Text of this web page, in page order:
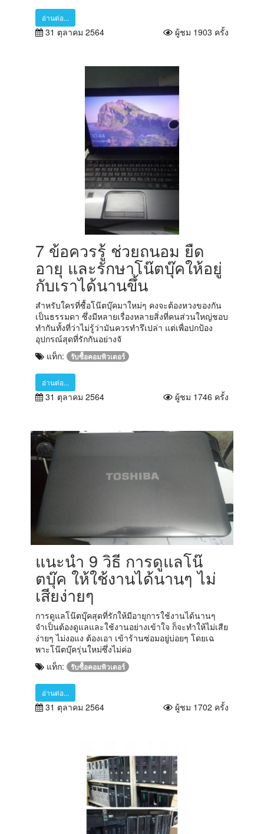
อ่านต่อ...
31 ตุลาคม 2564 ผู้ชม 1903 ครั้ง
7 ข้อควรรู้ ช่วยถนอม ยืด
อายุ และรักษาโน๊ตบุ๊คให้อยู่
กับเราได้นานขึ้น
สำหรับใครที่ซื้อโน๊ตบุ๊คมาใหม่ๆ คงจะต้องหวงของกัน
เป็นธรรมดา ซึ่งมีหลายเรื่องหลายสิ่งที่คนส่วนใหญ่ชอบ
ทำกันทั้งที่ว่าไม่รู้ว่ามันควรทำรึเปล่า แต่เพื่อปกป้อง
อุปกรณ์สุดที่รักกันอย่างจั
แท็ก:
รับซื้อคอมพิวเตอร์
อ่านต่อ...
31 ตุลาคม 2564 ผู้ชม 1746 ครั้ง
แนะนำ 9 วิธี การดูแลโน๊
ตบุ๊ค ให้ใช้งานได้นานๆ ไม่
เสียง่ายๆ
การดูแลโน๊ตบุุ๊คสุดที่รักให้มีอายุการใช้งานได้นานๆ
จำเป็นต้องดูแลและใช้งานอย่างเข้าใจ ก็จะทำให้ไม่เสีย
ง่ายๆ ไม่งอแง ต้องเอา เข้าร้านซ่อมอยู่บ่อยๆ โดยเฉ
พาะโน๊ตบุ๊ครุ่นใหม่ซึ่งไม่ค่อ
แท็ก:
รับซื้อคอมพิวเตอร์
อ่านต่อ...
31 ตุลาคม 2564 ผู้ชม 1702 ครั้ง